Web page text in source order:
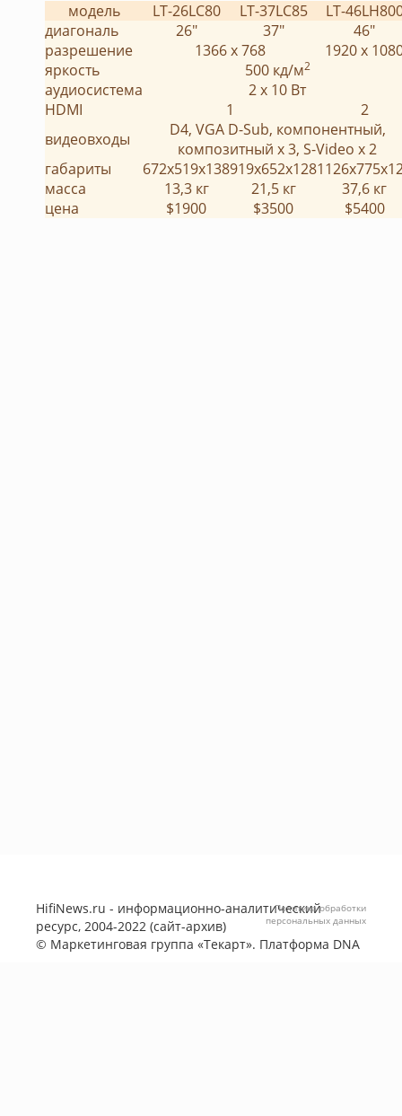
модель
LT-26LC80 LT-37LC85
LT-
диагональ
26" 37"
46"
разрешение
1366 x 768
1920 x
яркость
500 кд/м2
аудиосистема
2 х 10 Вт
HDMI
1
2
видеовходы
D4, VGA D-Sub, компонентный,
композитный х 3, S-Video x 2
габариты
672x519x138919x652x128
масса
13,3 кг 21,5 кг
37,6 кг
цена
$1900 $3500 $5400
HifiNews.ru - информационно-аналитический
ресурс, 2004-2022 (сайт-архив)
© Маркетинговая группа «Текарт». Платформа DNA
Политика обработки
персональных данных